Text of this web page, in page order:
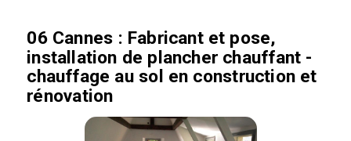
06 Cannes : Fabricant et pose,
installation de plancher chauffant -
chauffage au sol en construction et
rénovation